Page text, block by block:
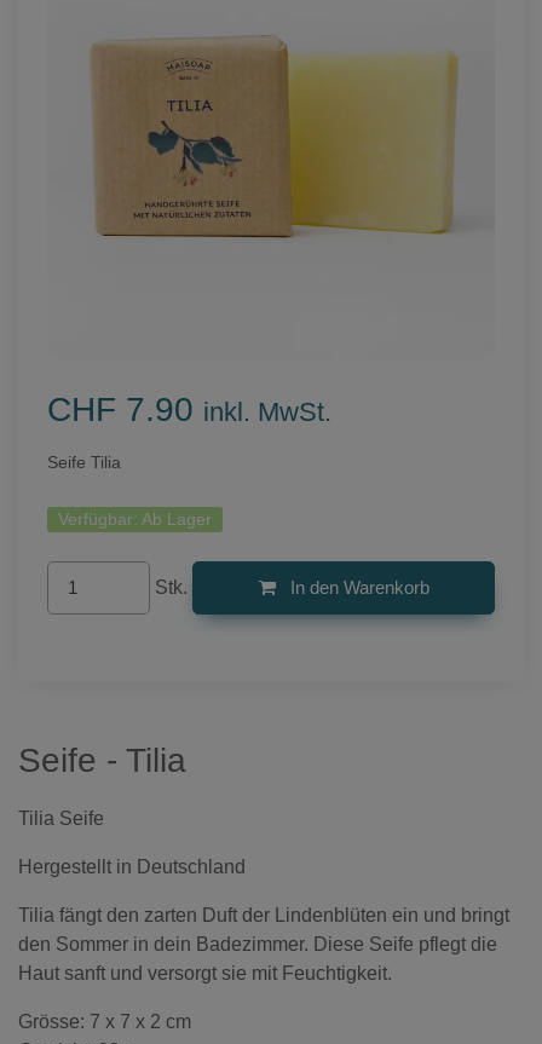
CHF 7.90 inkl. MwSt.
Seife Tilia
Verfügbar: Ab Lager
Stk. In den Warenkorb
Seife - Tilia
Tilia Seife
Hergestellt in Deutschland
Tilia fängt den zarten Duft der Lindenblüten ein und bringt
den Sommer in dein Badezimmer. Diese Seife pflegt die
Haut sanft und versorgt sie mit Feuchtigkeit.
Grösse: 7 x 7 x 2 cm